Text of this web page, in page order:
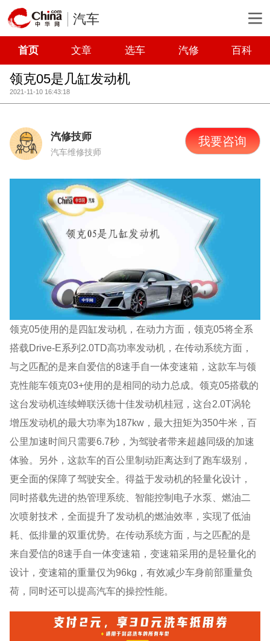
汽车
首页 文章 选车 汽修 百科
领克05是几缸发动机
2021-11-10 16:43:18
汽修技师
汽车维修技师
我要咨询
领克05使用的是四缸发动机，在动力方面，领克05将全系
搭载Drive-E系列2.0TD高功率发动机，在传动系统方面，
与之匹配的是来自爱信的8速手自一体变速箱，这款车与领
克性能车领克03+使用的是相同的动力总成。领克05搭载的
这台发动机连续蝉联沃德十佳发动机桂冠，这台2.0T涡轮
增压发动机的最大功率为187kw，最大扭矩为350牛米，百
公里加速时间只需要6.7秒，为驾驶者带来超越同级的加速
体验。另外，这款车的百公里制动距离达到了跑车级别，
更全面的保障了驾驶安全。得益于发动机的轻量化设计，
同时搭载先进的热管理系统、智能控制电子水泵、燃油二
次喷射技术，全面提升了发动机的燃油效率，实现了低油
耗、低排量的双重优势。在传动系统方面，与之匹配的是
来自爱信的8速手自一体变速箱，变速箱采用的是轻量化的
设计，变速箱的重量仅为96kg，有效减少车身前部重量负
荷，同时还可以提高汽车的操控性能。